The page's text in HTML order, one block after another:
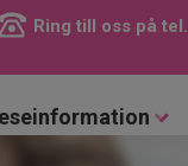
Ring till oss på tel.